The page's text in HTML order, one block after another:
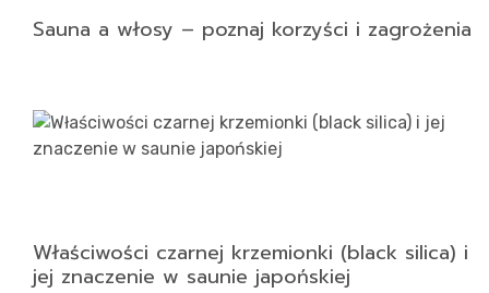
Sauna a włosy – poznaj korzyści i zagrożenia
Właściwości czarnej krzemionki (black silica) i
jej znaczenie w saunie japońskiej